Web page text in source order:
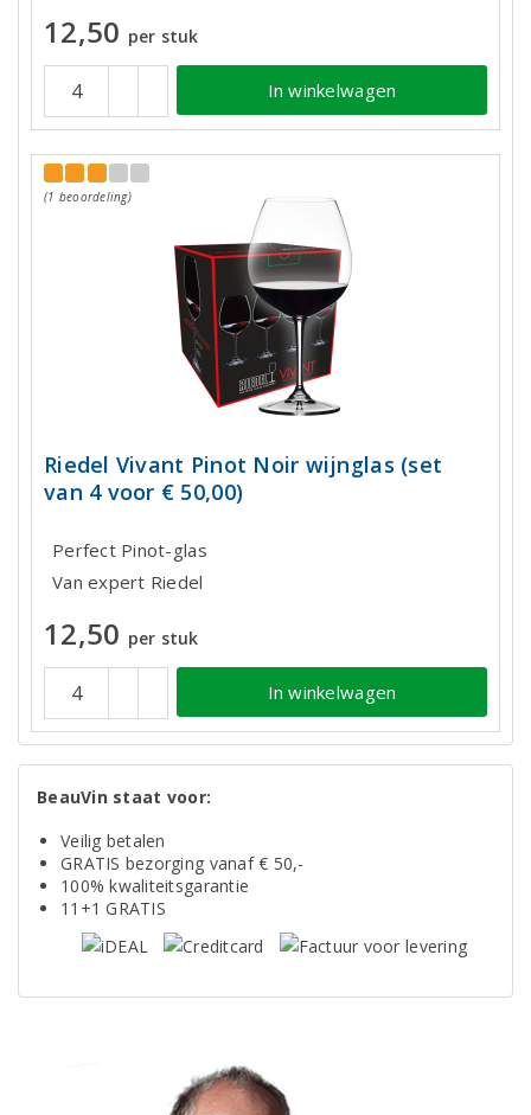
12,50 per stuk
In winkelwagen
(1 beoordeling)
Riedel Vivant Pinot Noir wijnglas (set
van 4 voor € 50,00)
Perfect Pinot-glas
Van expert Riedel
12,50 per stuk
In winkelwagen
BeauVin staat voor:
Veilig betalen
GRATIS bezorging vanaf € 50,-
100% kwaliteitsgarantie
11+1 GRATIS